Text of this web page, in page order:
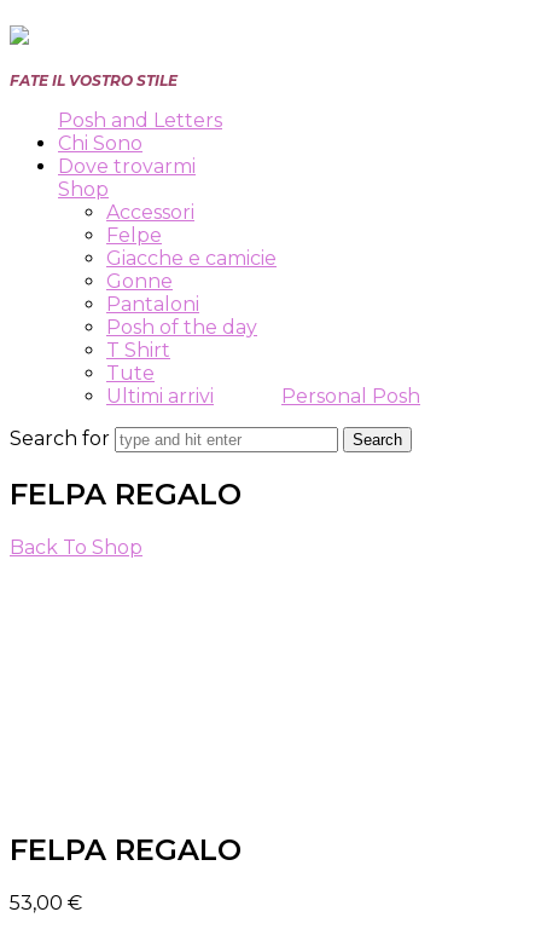
Posh
and
Letters
FATE IL VOSTRO STILE
Posh and Letters
Chi Sono
Dove trovarmi
Shop
Accessori
Felpe
Giacche e camicie
Gonne
Pantaloni
Posh of the day
T Shirt
Tute
Ultimi arrivi
Personal Posh
Search for
FELPA REGALO
Back To Shop
FELPA REGALO
53,00 €